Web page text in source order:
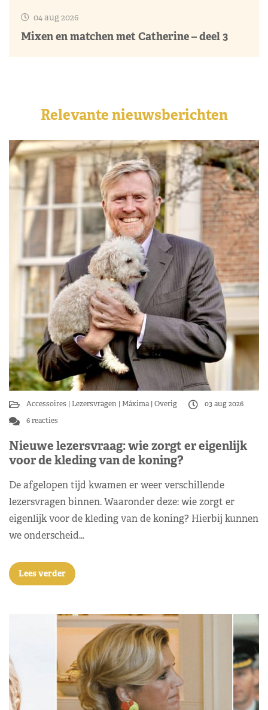
04 aug 2026
Mixen en matchen met Catherine – deel 3
Relevante nieuwsberichten
Accessoires Lezersvragen Máxima Overig
03 aug 2026
6 reacties
Nieuwe lezersvraag: wie zorgt er eigenlijk
voor de kleding van de koning?
De afgelopen tijd kwamen er weer verschillende
lezersvragen binnen. Waaronder deze: wie zorgt er
eigenlijk voor de kleding van de koning? Hierbij kunnen
we onderscheid…
Lees verder